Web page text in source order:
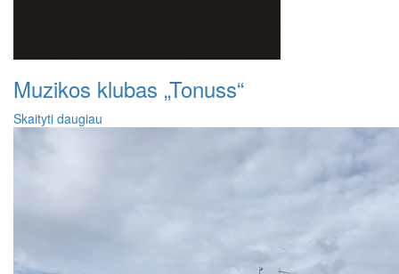
Muzikos klubas „Tonuss“
Skaityti daugiau